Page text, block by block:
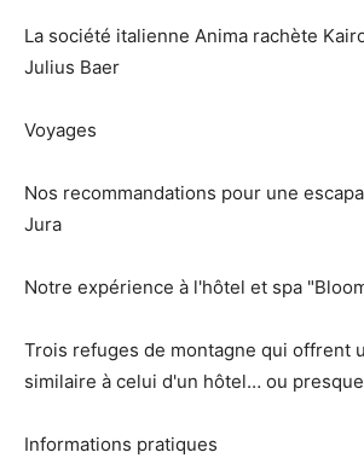
La société italienne Anima rachète
Julius Baer
Voyages
Nos recommandations pour une
Jura
Notre expérience à l'hôtel et spa
Trois refuges de montagne qui offrent
similaire à celui d'un hôtel… ou presque
Informations pratiques